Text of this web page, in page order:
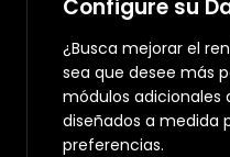
Configure su
¿Busca mejorar el
sea que desee más
módulos adicionales
diseñados a medida
preferencias.